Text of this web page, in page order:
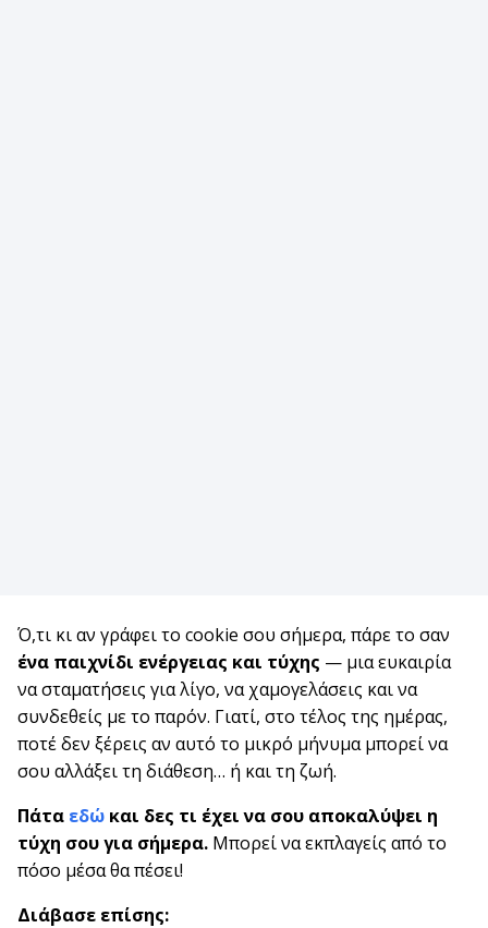
Ό,τι κι αν γράφει το cookie σου σήμερα, πάρε το σαν
ένα παιχνίδι ενέργειας και τύχης — μια ευκαιρία
να σταματήσεις για λίγο, να χαμογελάσεις και να
συνδεθείς με το παρόν. Γιατί, στο τέλος της ημέρας,
ποτέ δεν ξέρεις αν αυτό το μικρό μήνυμα μπορεί να
σου αλλάξει τη διάθεση… ή και τη ζωή.
Πάτα εδώ και δες τι έχει να σου αποκαλύψει η
τύχη σου για σήμερα. Μπορεί να εκπλαγείς από το
πόσο μέσα θα πέσει!
Διάβασε επίσης: